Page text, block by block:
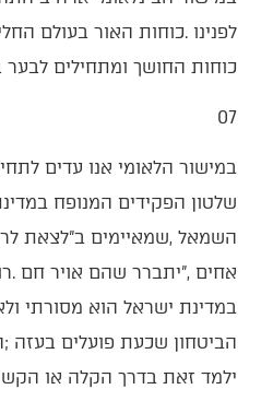
‬כוחות‭ ‬החושך‭ ‬ומתחילים‭ ‬לבער‭ ‬בפועל‭ ‬את‭ ‬החצופים‭.‬
07‭ ‬
‬ילמד‭ ‬זאת‭ ‬בדרך‭ ‬הקלה‭ ‬או‭ ‬הקשה‭.‬